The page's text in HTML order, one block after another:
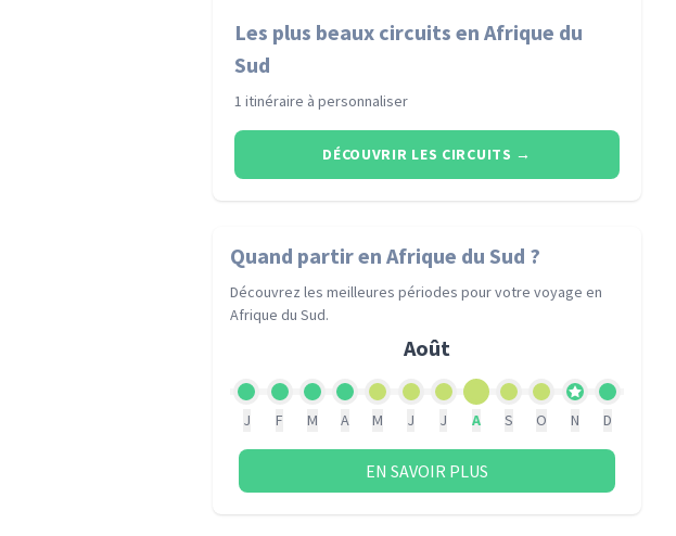
Les plus beaux circuits en Afrique du
Sud
1 itinéraire à personnaliser
DÉCOUVRIR LES CIRCUITS →
Quand partiren Afrique du Sud ?
Découvrez les meilleures périodes pour votre voyageen
Afrique du Sud.
Août
J F M A M J J A S O N D
EN SAVOIR PLUS